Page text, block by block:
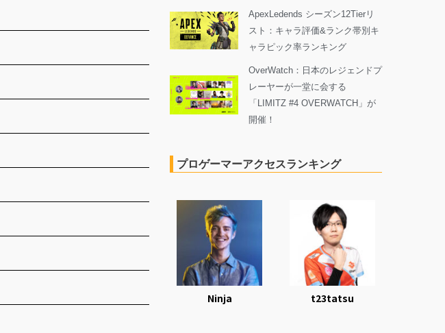
ApexLedends シーズン12Tierリ
スト：キャラ評価&ランク帯別キ
ャラピック率ランキング
OverWatch：日本のレジェンドプ
レーヤーが一堂に会する
「LIMITZ #4 OVERWATCH」が
開催！
プロゲーマーアクセスランキング
Ninja t23tatsu